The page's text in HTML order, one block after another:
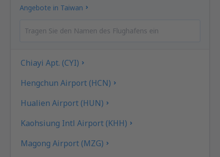
Angebote in Taiwan
Chiayi Apt. (CYI)
Hengchun Airport (HCN)
Hualien Airport (HUN)
Kaohsiung Intl Airport (KHH)
Magong Airport (MZG)